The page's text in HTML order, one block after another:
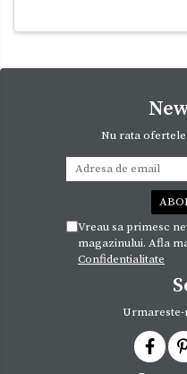
Nu rata
Vreau sa primesc
magazinului. Afla
Confidentialitate
Urmareste-